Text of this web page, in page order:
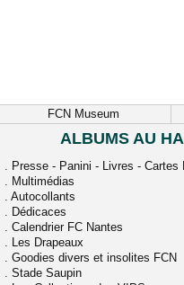
FCN Museum
ALBUMS AU
. Presse - Panini - Livres - Cartes
. Multimédias
. Autocollants
. Dédicaces
. Calendrier FC Nantes
. Les Drapeaux
. Goodies divers et insolites FCN
. Stade Saupin